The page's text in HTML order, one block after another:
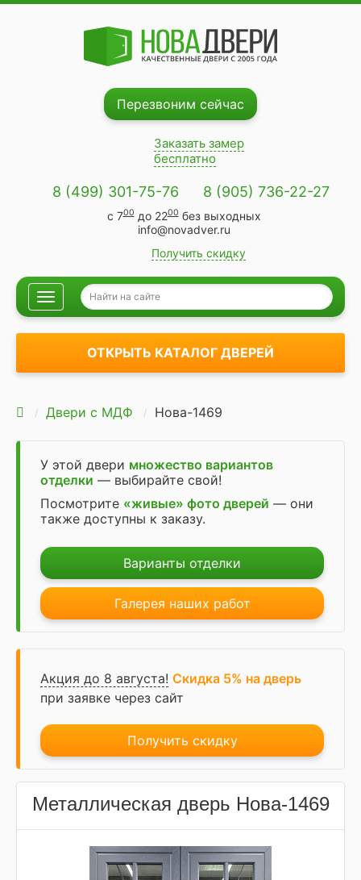
Перезвоним сейчас
Заказать замер
бесплатно
8 (499) 301-75-76 8 (905) 736-22-27
с 700до 2200без выходных
info@novadver.ru
Получить скидку
Навигация
ОТКРЫТЬ КАТАЛОГ ДВЕРЕЙ
Двери с МДФ Нова-1469
У этой двери множество вариантов
отделки — выбирайте свой!
Посмотрите «живые» фото дверей — они
также доступны к заказу.
Варианты отделки
Галерея наших работ
Акция до 8 августа! Скидка 5% на дверь
при заявке через сайт
Получить скидку
Металлическая дверь Нова-1469